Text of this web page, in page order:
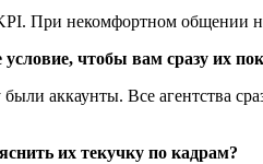
При некомфортном общении
чтобы вам сразу их
аккаунты. Все агентства
их текучку по кадрам?